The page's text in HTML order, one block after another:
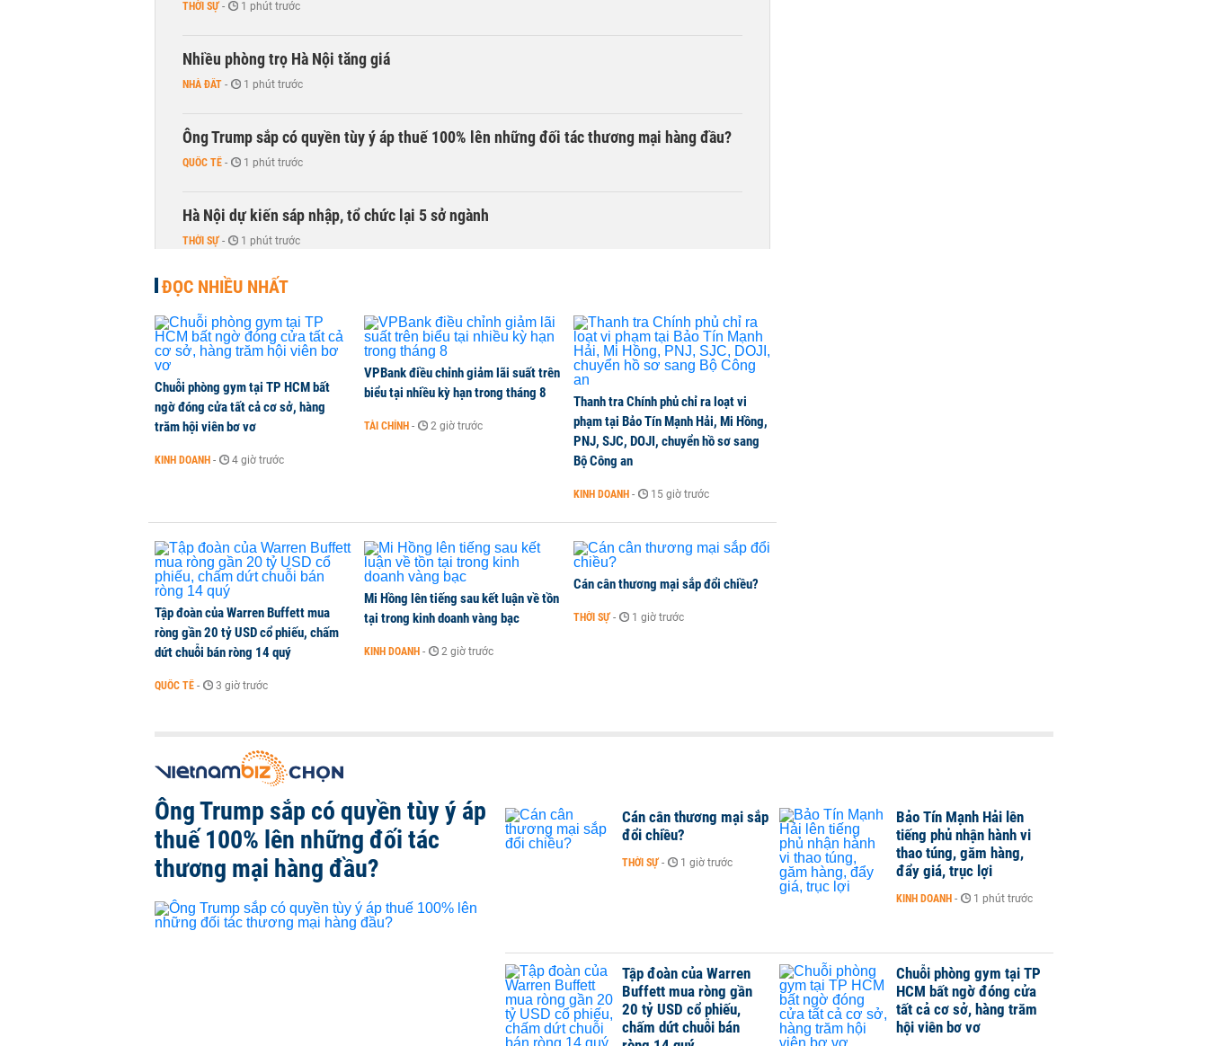
THỜI SỰ - 1 phút trước
Nhiều phòng trọ Hà Nội tăng giá
NHÀ ĐẤT - 1 phút trước
Ông Trump sắp có quyền tùy ý áp thuế 100% lên những đối tác thương mại hàng đầu?
QUỐC TẾ - 1 phút trước
Hà Nội dự kiến sáp nhập, tổ chức lại 5 sở ngành
THỜI SỰ - 1 phút trước
ĐỌC NHIỀU NHẤT
Chuỗi phòng gym tại TP HCM bất
ngờ đóng cửa tất cả cơ sở, hàng
trăm hội viên bơ vơ
KINH DOANH - 4 giờ trước
VPBank điều chỉnh giảm lãi suất trên
biểu tại nhiều kỳ hạn trong tháng 8
TÀI CHÍNH - 2 giờ trước
Thanh tra Chính phủ chỉ ra loạt vi
phạm tại Bảo Tín Mạnh Hải, Mi Hồng,
PNJ, SJC, DOJI, chuyển hồ sơ sang
Bộ Công an
KINH DOANH - 15 giờ trước
Tập đoàn của Warren Buffett mua
ròng gần 20 tỷ USD cổ phiếu, chấm
dứt chuỗi bán ròng 14 quý
QUỐC TẾ - 3 giờ trước
Mi Hồng lên tiếng sau kết luận về tồn
tại trong kinh doanh vàng bạc
KINH DOANH - 2 giờ trước
Cán cân thương mại sắp đổi chiều?
THỜI SỰ - 1 giờ trước
Ông Trump sắp có quyền tùy ý áp
thuế 100% lên những đối tác
thương mại hàng đầu?
Cán cân thương mại sắp
đổi chiều?
THỜI SỰ - 1 giờ trước
Bảo Tín Mạnh Hải lên
tiếng phủ nhận hành vi
thao túng, găm hàng,
đẩy giá, trục lợi
KINH DOANH - 1 phút trước
Tập đoàn của Warren
Buffett mua ròng gần
20 tỷ USD cổ phiếu,
chấm dứt chuỗi bán
Chuỗi phòng gym tại TP
HCM bất ngờ đóng cửa
tất cả cơ sở, hàng trăm
hội viên bơ vơ